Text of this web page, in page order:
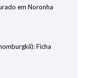
em Noronha
Ficha